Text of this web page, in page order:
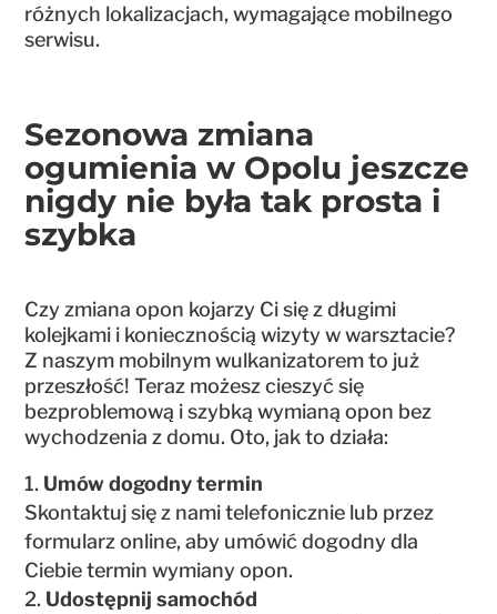
różnych lokalizacjach, wymagające mobilnego
serwisu.
Sezonowa zmiana
ogumienia w Opolu jeszcze
nigdy nie była tak prosta i
szybka
Czy zmiana opon kojarzy Ci się z długimi
kolejkami i koniecznością wizyty w warsztacie?
Z naszym mobilnym wulkanizatorem to już
przeszłość! Teraz możesz cieszyć się
bezproblemową i szybką wymianą opon bez
wychodzenia z domu. Oto, jak to działa:
Umów dogodny termin
Skontaktuj się z nami telefonicznie lub przez
formularz online, aby umówić dogodny dla
Ciebie termin wymiany opon.
Udostępnij samochód